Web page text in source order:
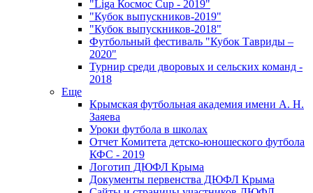
"Liga Космос Cup - 2019"
"Кубок выпускников-2019"
"Кубок выпускников-2018"
Футбольный фестиваль "Кубок Тавриды –
2020"
Турнир среди дворовых и сельских команд -
2018
Еще
Крымская футбольная академия имени А. Н.
Заяева
Уроки футбола в школах
Отчет Комитета детско-юношеского футбола
КФС - 2019
Логотип ДЮФЛ Крыма
Документы первенства ДЮФЛ Крыма